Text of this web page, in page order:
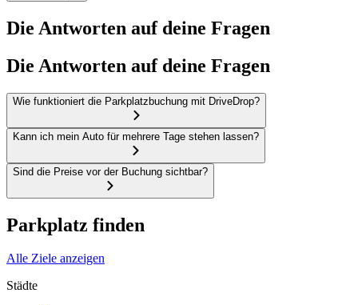
Die Antworten auf deine Fragen
Die Antworten auf deine Fragen
Wie funktioniert die Parkplatzbuchung mit DriveDrop?
Kann ich mein Auto für mehrere Tage stehen lassen?
Sind die Preise vor der Buchung sichtbar?
Parkplatz finden
Alle Ziele anzeigen
Städte